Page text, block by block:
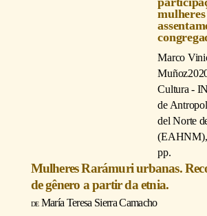
Marco
Muñoz
Cultura -
de
del Norte
pp.
Mulheres Rarámuri urbanas.
de gênero a partir da etnia.
María Teresa Sierra Camacho